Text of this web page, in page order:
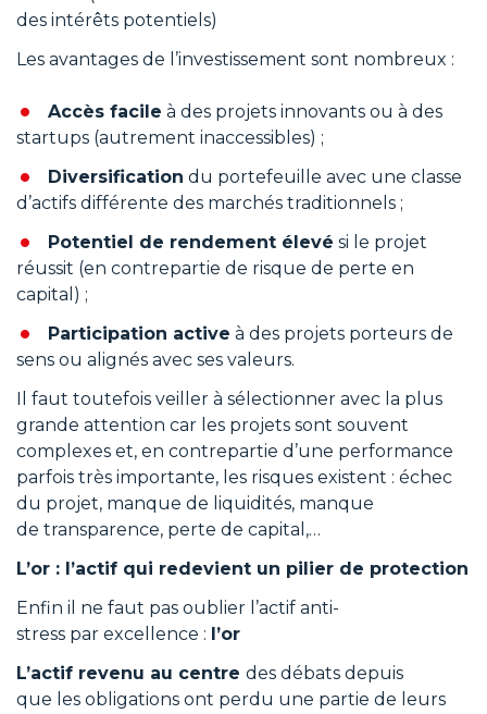
des intérêts potentiels)
Les avantages de l’investissement sont nombreux :
Accès facile à des projets innovants ou à des
startups (autrement inaccessibles) ;
Diversification du portefeuille avec une classe
d’actifs différente des marchés traditionnels ;
Potentiel de rendement élevé si le projet
réussit (en contrepartie de risque de perte en
capital) ;
Participation active à des projets porteurs de
sens ou alignés avec ses valeurs.
Il faut toutefois veiller à sélectionner avec la plus
grande attention car les projets sont souvent
complexes et, en contrepartie d’une performance
parfois très importante, les risques existent : échec
du projet, manque de liquidités, manque
de transparence, perte de capital,…
L’or : l’actif qui redevient un pilier de protection
Enfin il ne faut pas oublier l’actif anti-
stress par excellence : l’or
L’actif revenu au centre des débats depuis
que les obligations ont perdu une partie de leurs